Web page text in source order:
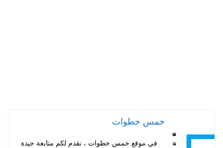
خمس خطوات
في موقع خمس خطوات ، نقدم لكم متابعة جيدة